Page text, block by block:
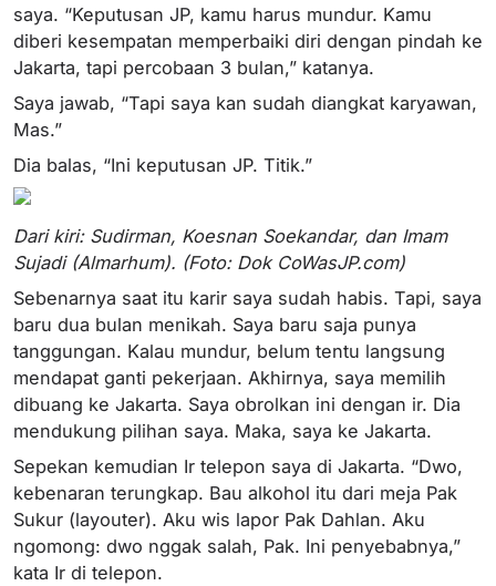
saya. “Keputusan JP, kamu harus mundur. Kamu
diberi kesempatan memperbaiki diri dengan pindah ke
Jakarta, tapi percobaan 3 bulan,” katanya.
Saya jawab, “Tapi saya kan sudah diangkat karyawan,
Mas.”
Dia balas, “Ini keputusan JP. Titik.”
Dari kiri: Sudirman, Koesnan Soekandar, dan Imam
Sujadi (Almarhum). (Foto: Dok CoWasJP.com)
Sebenarnya saat itu karir saya sudah habis. Tapi, saya
baru dua bulan menikah. Saya baru saja punya
tanggungan. Kalau mundur, belum tentu langsung
mendapat ganti pekerjaan. Akhirnya, saya memilih
dibuang ke Jakarta. Saya obrolkan ini dengan ir. Dia
mendukung pilihan saya. Maka, saya ke Jakarta.
Sepekan kemudian Ir telepon saya di Jakarta. “Dwo,
kebenaran terungkap. Bau alkohol itu dari meja Pak
Sukur (layouter). Aku wis lapor Pak Dahlan. Aku
ngomong: dwo nggak salah, Pak. Ini penyebabnya,”
kata Ir di telepon.